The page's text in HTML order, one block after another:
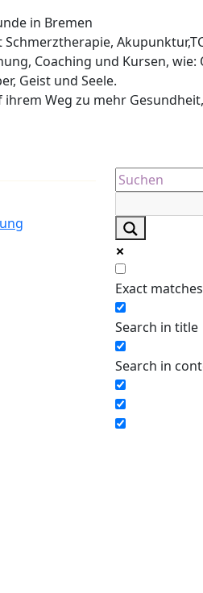
in Bremen
Coaching und Kursen,
Geist und Seele.
Weg zu mehr
Exact
Search in title
Search in